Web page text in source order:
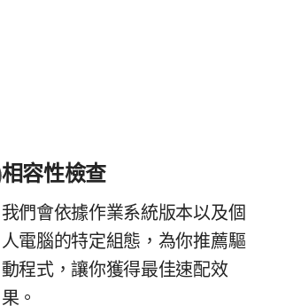
相容性檢查
我們會依據作業系統版本以及個
人電腦的特定組態，為你推薦驅
動程式，讓你獲得最佳速配效
果。